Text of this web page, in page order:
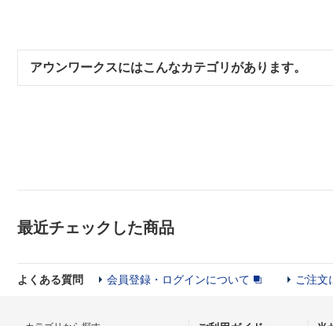
アウンワークスにはこんなカテゴリがあります。
最近チェックした商品
よくある質問 会員登録・ログインについて ご注文